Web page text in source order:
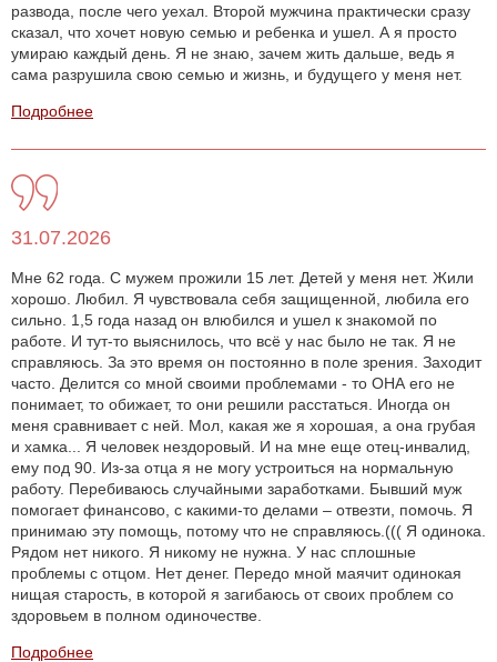
развода, после чего уехал. Второй мужчина практически сразу
сказал, что хочет новую семью и ребенка и ушел. А я просто
умираю каждый день. Я не знаю, зачем жить дальше, ведь я
сама разрушила свою семью и жизнь, и будущего у меня нет.
Подробнее
31.07.2026
Мне 62 года. С мужем прожили 15 лет. Детей у меня нет. Жили
хорошо. Любил. Я чувствовала себя защищенной, любила его
сильно. 1,5 года назад он влюбился и ушел к знакомой по
работе. И тут-то выяснилось, что всё у нас было не так. Я не
справляюсь. За это время он постоянно в поле зрения. Заходит
часто. Делится со мной своими проблемами - то ОНА его не
понимает, то обижает, то они решили расстаться. Иногда он
меня сравнивает с ней. Мол, какая же я хорошая, а она грубая
и хамка... Я человек нездоровый. И на мне еще отец-инвалид,
ему под 90. Из-за отца я не могу устроиться на нормальную
работу. Перебиваюсь случайными заработками. Бывший муж
помогает финансово, с какими-то делами – отвезти, помочь. Я
принимаю эту помощь, потому что не справляюсь.((( Я одинока.
Рядом нет никого. Я никому не нужна. У нас сплошные
проблемы с отцом. Нет денег. Передо мной маячит одинокая
нищая старость, в которой я загибаюсь от своих проблем со
здоровьем в полном одиночестве.
Подробнее